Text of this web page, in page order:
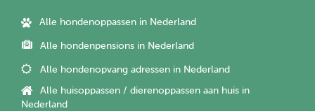
Alle hondenoppassen in Nederland
Alle hondenpensions in Nederland
Alle hondenopvang adressen in Nederland
Alle huisoppassen / dierenoppassen aan huis in
Nederland